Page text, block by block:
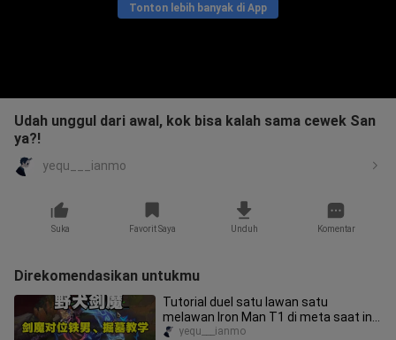
Tonton lebih banyak di App
Udah unggul dari awal, kok bisa kalah sama cewek San
ya?!
yequ___ianmo
Suka Favorit Saya Unduh Komentar
Direkomendasikan untukmu
Tutorial duel satu lawan satu
melawan Iron Man T1 di meta saat ini;
setelah menonton, kamu pasti tid
yequ___ianmo
Bahasa Indonesia